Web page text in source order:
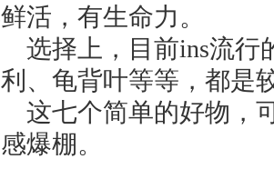
活，有生命力。
择上，目前ins流行
、龟背叶等等，都是
七个简单的好物，可
爆棚。